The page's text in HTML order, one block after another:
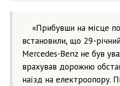
«Прибувши на місце
встановили, що 29-
Mercedes-Benz не був
врахував дорожню
наїзд на електроопору.